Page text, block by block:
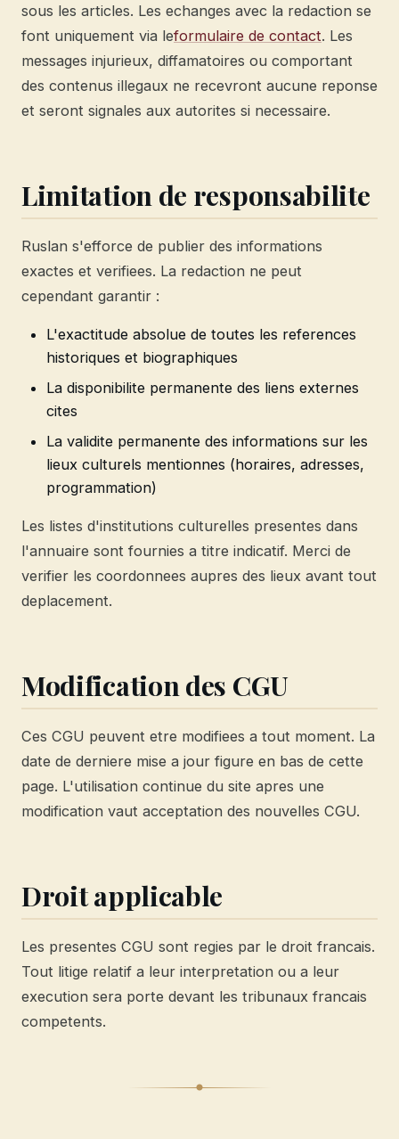
sous les articles. Les echanges avec la redaction se
font uniquement via leformulaire de contact. Les
messages injurieux, diffamatoires ou comportant
des contenus illegaux ne recevront aucune reponse
et seront signales aux autorites si necessaire.
Limitation de responsabilite
Ruslan s'efforce de publier des informations
exactes et verifiees. La redaction ne peut
cependant garantir :
L'exactitude absolue de toutes les references
historiques et biographiques
La disponibilite permanente des liens externes
cites
La validite permanente des informations sur les
lieux culturels mentionnes (horaires, adresses,
programmation)
Les listes d'institutions culturelles presentes dans
l'annuaire sont fournies a titre indicatif. Merci de
verifier les coordonnees aupres des lieux avant tout
deplacement.
Modification des CGU
Ces CGU peuvent etre modifiees a tout moment. La
date de derniere mise a jour figure en bas de cette
page. L'utilisation continue du site apres une
modification vaut acceptation des nouvelles CGU.
Droit applicable
Les presentes CGU sont regies par le droit francais.
Tout litige relatif a leur interpretation ou a leur
execution sera porte devant les tribunaux francais
competents.